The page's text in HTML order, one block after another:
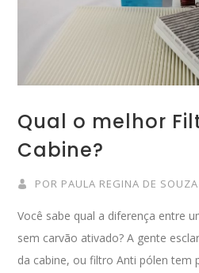
Qual o melhor
Cabine?
POR PAULA REGINA DE SOUZA
Você sabe qual a diferença entre
sem carvão ativado? A gente
da cabine, ou filtro Anti pólen tem